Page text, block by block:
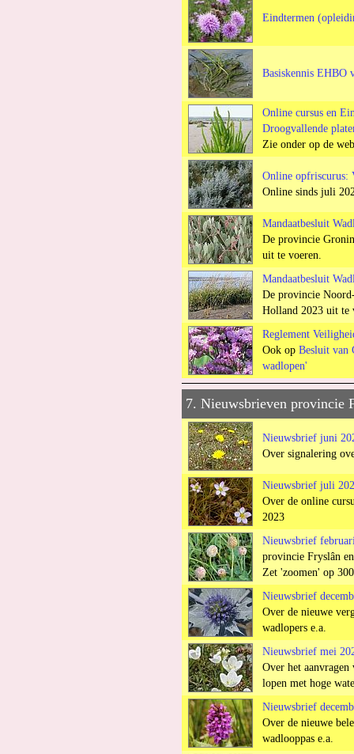
Eindtermen
Basiskennis EHBO
Online cursus en
Droogvallende
Zie onder op de
Online opfriscurus:
Online sinds juli
Mandaatbesluit
De provincie
uit te voeren.
Mandaatbesluit
De provincie
Holland 2023 uit te
Reglement
Ook op Besluit van
wadlopen'
7. Nieuwsbrieven provincie
Nieuwsbrief juni
Over signalering
Nieuwsbrief juli
Over de online
2023
Nieuwsbrief
provincie Fryslân
Zet 'zoomen' op
Nieuwsbrief
Over de nieuwe
wadlopers e.a.
Nieuwsbrief mei
Over het
lopen met hoge
Nieuwsbrief
Over de nieuwe
wadlooppas e.a.